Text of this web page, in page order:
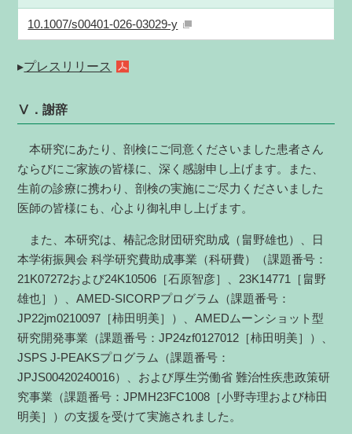
10.1007/s00401-026-03029-y
▸プレスリリース
Ⅴ．謝辞
本研究にあたり、剖検にご同意くださいました患者さん
ならびにご家族の皆様に、深く感謝申し上げます。また、
生前の診療に携わり、剖検の実施にご尽力くださいました
医師の皆様にも、心より御礼申し上げます。
また、本研究は、椿記念財団研究助成（畠野雄也）、日
本学術振興会 科学研究費助成事業（科研費）（課題番号：
21K07272および24K10506［石原智彦］、23K14771［畠野
雄也］）、AMED-SICORPプログラム（課題番号：
JP22jm0210097［柿田明美］）、AMEDムーンショット型
研究開発事業（課題番号：JP24zf0127012［柿田明美］）、
JSPS J-PEAKSプログラム（課題番号：
JPJS00420240016）、および厚生労働省 難治性疾患政策研
究事業（課題番号：JPMH23FC1008［小野寺理および柿田
明美］）の支援を受けて実施されました。